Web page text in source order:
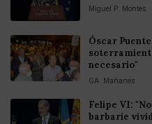
Miguel P. Montes
Óscar
necesario"
GA. Mañanes
Felipe VI:
barbarie